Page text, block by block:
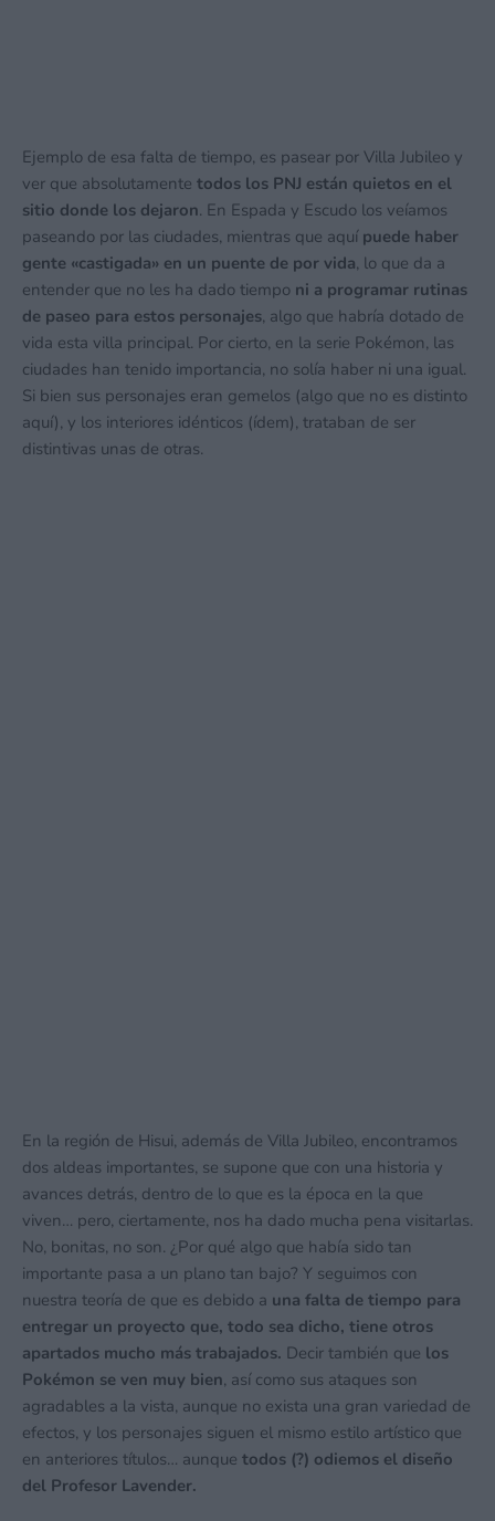
Ejemplo de esa falta de tiempo, es pasear por Villa Jubileo y
ver que absolutamente todos los PNJ están quietos en el
sitio donde los dejaron. En Espada y Escudo los veíamos
paseando por las ciudades, mientras que aquí puede haber
gente «castigada» en un puente de por vida, lo que da a
entender que no les ha dado tiempo ni a programar rutinas
de paseo para estos personajes, algo que habría dotado de
vida esta villa principal. Por cierto, en la serie Pokémon, las
ciudades han tenido importancia, no solía haber ni una igual.
Si bien sus personajes eran gemelos (algo que no es distinto
aquí), y los interiores idénticos (ídem), trataban de ser
distintivas unas de otras.
En la región de Hisui, además de Villa Jubileo, encontramos
dos aldeas importantes, se supone que con una historia y
avances detrás, dentro de lo que es la época en la que
viven… pero, ciertamente, nos ha dado mucha pena visitarlas.
No, bonitas, no son. ¿Por qué algo que había sido tan
importante pasa a un plano tan bajo? Y seguimos con
nuestra teoría de que es debido a una falta de tiempo para
entregar un proyecto que, todo sea dicho, tiene otros
apartados mucho más trabajados. Decir también que los
Pokémon se ven muy bien, así como sus ataques son
agradables a la vista, aunque no exista una gran variedad de
efectos, y los personajes siguen el mismo estilo artístico que
en anteriores títulos… aunque todos (?) odiemos el diseño
del Profesor Lavender.